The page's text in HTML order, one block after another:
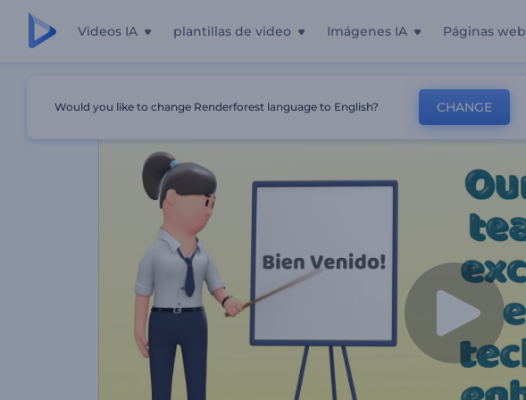
Videos IA plantillas de video Imágenes IA Páginas web
Would you like to change Renderforest language to English? CHANGE